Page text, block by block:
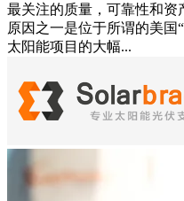
最关注的质量，可靠性和
原因之一是位于所谓的美国
太阳能项目的大幅...